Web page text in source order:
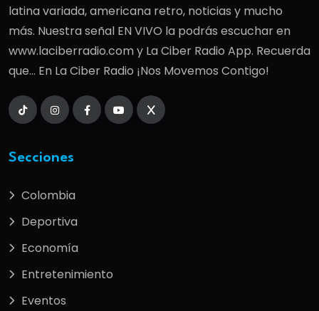
latina variada, americana retro, noticias y mucho
más. Nuestra señal EN VIVO la podrás escuchar en
www.laciberradio.com y La Ciber Radio App. Recuerda
que... En La Ciber Radio ¡Nos Movemos Contigo!
Secciones
Colombia
Deportiva
Economía
Entretenimiento
Eventos